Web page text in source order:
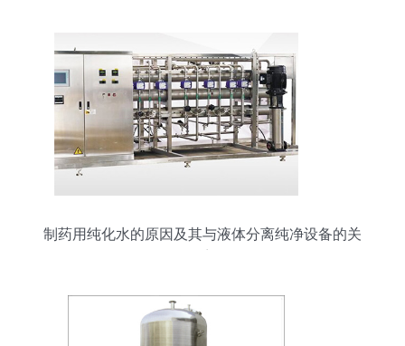
制药用纯化水的原因及其与液体分离纯净设备的关